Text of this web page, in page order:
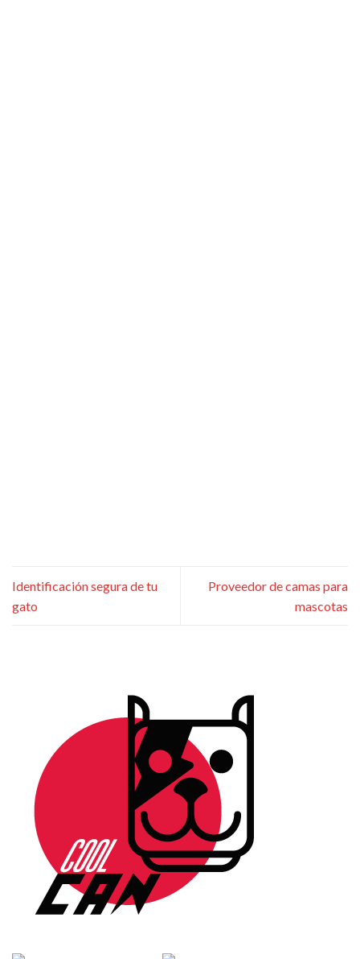
Identificación segura de tu
gato
Proveedor de camas para
mascotas